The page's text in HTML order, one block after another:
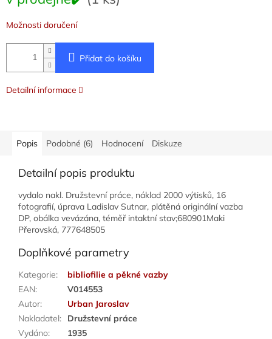
Možnosti doručení
Přidat do košíku
Detailní informace
Popis Podobné (6) Hodnocení Diskuze
Detailní popis produktu
vydalo nakl. Družstevní práce, náklad 2000 výtisků, 16
fotografií, úprava Ladislav Sutnar, plátěná originální vazba
DP, obálka vevázána, téměř intaktní stav;680901Maki
Přerovská, 777648505
Doplňkové parametry
Kategorie:
bibliofilie a pěkné vazby
EAN:
V014553
Autor:
Urban Jaroslav
Nakladatel:
Družstevní práce
Vydáno: 1935